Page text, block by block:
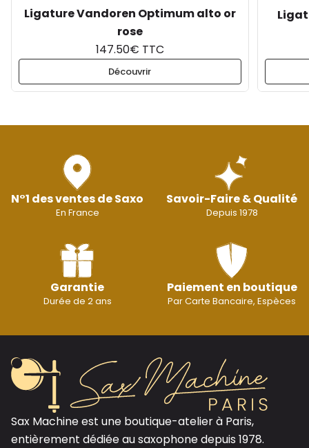
Ligature Vandoren Optimum alto or
rose
147.50€ TTC
Découvrir
N°1 des ventes de Saxo
En France
Savoir-Faire & Qualité
Depuis 1978
Garantie
Durée de 2 ans
Paiement en boutique
Par Carte Bancaire, Espèces
Sax Machine est une boutique-atelier à Paris,
entièrement dédiée au saxophone depuis 1978.